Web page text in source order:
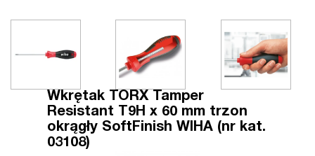
Wkrętak TORX Tamper
Resistant T9H x 60 mm trzon
okrągły SoftFinish WIHA (nr kat.
03108)